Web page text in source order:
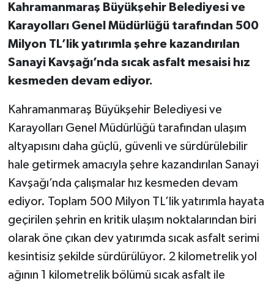
Kahramanmaraş Büyükşehir Belediyesi ve
Karayolları Genel Müdürlüğü tarafından 500
Milyon TL’lik yatırımla şehre kazandırılan
Sanayi Kavşağı’nda sıcak asfalt mesaisi hız
kesmeden devam ediyor.
Kahramanmaraş Büyükşehir Belediyesi ve
Karayolları Genel Müdürlüğü tarafından ulaşım
altyapısını daha güçlü, güvenli ve sürdürülebilir
hale getirmek amacıyla şehre kazandırılan Sanayi
Kavşağı’nda çalışmalar hız kesmeden devam
ediyor. Toplam 500 Milyon TL’lik yatırımla hayata
geçirilen şehrin en kritik ulaşım noktalarından biri
olarak öne çıkan dev yatırımda sıcak asfalt serimi
kesintisiz şekilde sürdürülüyor. 2 kilometrelik yol
ağının 1 kilometrelik bölümü sıcak asfalt ile